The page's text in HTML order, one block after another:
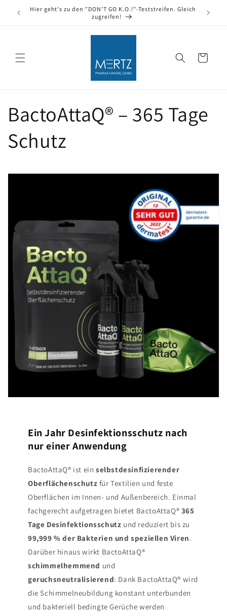
zum
Hier geht's zu den "DON'T GO K.O.!"-Teststreifen. Gleich
zugreifen!
Kennen
Warenkorb
BactoAttaQ® – 365 Tage
Schutz
Ein Jahr Desinfektionsschutz nach
nur einer Anwendung
BactoAttaQ® ist ein selbstdesinfizierender
Oberflächenschutz für Textilien und feste
Oberflächen im Innen- und Außenbereich. Einmal
fachgerecht aufgetragen bietet BactoAttaQ® 365
Tage Desinfektionsschutz und reduziert bis zu
99,999 % der Bakterien und speziellen Viren.
Darüber hinaus wirkt BactoAttaQ®
schimmelhemmend und
geruchsneutralisierend: Dank BactoAttaQ® wird
die Schimmelneubildung konstant unterbunden
und bakteriell bedingte Gerüche werden